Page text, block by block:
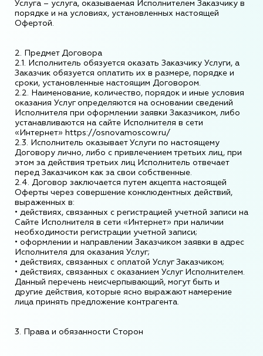
Услуга – услуга, оказываемая Исполнителем Заказчику в
порядке и на условиях, установленных настоящей
Офертой.
2. Предмет Договора
2.1. Исполнитель обязуется оказать Заказчику Услуги, а
Заказчик обязуется оплатить их в размере, порядке и
сроки, установленные настоящим Договором.
2.2. Наименование, количество, порядок и иные условия
оказания Услуг определяются на основании сведений
Исполнителя при оформлении заявки Заказчиком, либо
устанавливаются на сайте Исполнителя в сети
«Интернет» https://osnovamoscow.ru/
2.3. Исполнитель оказывает Услуги по настоящему
Договору лично, либо с привлечением третьих лиц, при
этом за действия третьих лиц Исполнитель отвечает
перед Заказчиком как за свои собственные.
2.4. Договор заключается путем акцепта настоящей
Оферты через совершение конклюдентных действий,
выраженных в:
• действиях, связанных с регистрацией учетной записи на
Сайте Исполнителя в сети «Интернет» при наличии
необходимости регистрации учетной записи;
• оформлении и направлении Заказчиком заявки в адрес
Исполнителя для оказания Услуг;
• действиях, связанных с оплатой Услуг Заказчиком;
• действиях, связанных с оказанием Услуг Исполнителем.
Данный перечень неисчерпывающий, могут быть и
другие действия, которые ясно выражают намерение
лица принять предложение контрагента.
3. Права и обязанности Сторон